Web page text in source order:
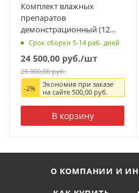
Комплект влажных
препаратов
демонстрационный (12
видов)
Срок сборки 5-14 раб. дней
24 500,00 руб./шт
25 000,00руб.
-2%
Экономия при заказе
на сайте 500,00руб.
В корзину
О КОМПАНИИ И